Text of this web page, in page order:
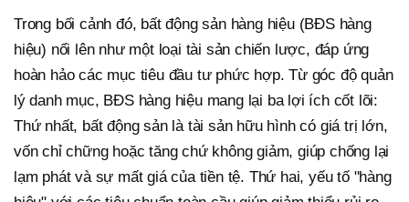
Trong bối cảnh đó, bất động sản hàng hiệu (BĐS hàng
hiệu) nổi lên như một loại tài sản chiến lược, đáp ứng
hoàn hảo các mục tiêu đầu tư phức hợp. Từ góc độ quản
lý danh mục, BĐS hàng hiệu mang lại ba lợi ích cốt lõi:
Thứ nhất, bất động sản là tài sản hữu hình có giá trị lớn,
vốn chỉ chững hoặc tăng chứ không giảm, giúp chống lại
lạm phát và sự mất giá của tiền tệ. Thứ hai, yếu tố "hàng